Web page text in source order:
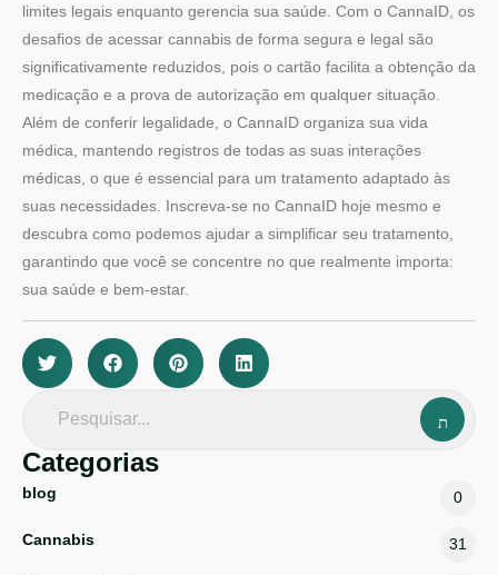
limites legais enquanto gerencia sua saúde. Com o CannaID, os
desafios de acessar cannabis de forma segura e legal são
significativamente reduzidos, pois o cartão facilita a obtenção da
medicação e a prova de autorização em qualquer situação.
Além de conferir legalidade, o CannaID organiza sua vida
médica, mantendo registros de todas as suas interações
médicas, o que é essencial para um tratamento adaptado às
suas necessidades. Inscreva-se no CannaID hoje mesmo e
descubra como podemos ajudar a simplificar seu tratamento,
garantindo que você se concentre no que realmente importa:
sua saúde e bem-estar.
Categorias
blog 0
Cannabis 31